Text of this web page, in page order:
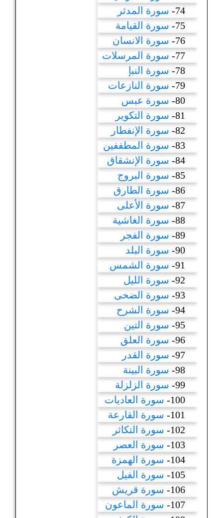
74-
سورة المدثر
75-
سورة القيامة
76-
سورة الانسان
77-
سورة المرسلات
78-
سورة النبإ
79-
سورة النازعات
80- سورة عبس
81- سورة التكوير
82- سورة الإنفطار
83- سورة المطففين
84- سورة الإنشقاق
85- سورة البروج
86- سورة الطارق
87- سورة الأعلى
88- سورة الغاشية
89- سورة الفجر
90- سورة البلد
91- سورة الشمس
92- سورة الليل
93- سورة الضحى
94- سورة الشرح
95- سورة التين
96- سورة العلق
97- سورة القدر
98- سورة البينة
99- سورة الزلزلة
100-
سورة العاديات
101-
سورة القارعة
102-
سورة التكاثر
103-
سورة العصر
104-
سورة الهمزة
105-
سورة الفيل
106-
سورة قريش
107-
سورة الماعون